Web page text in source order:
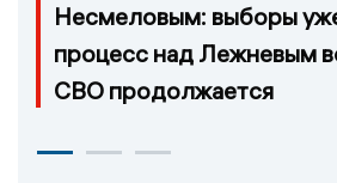
Несмеловым: выборы
процесс над Лежневым
СВО продолжается